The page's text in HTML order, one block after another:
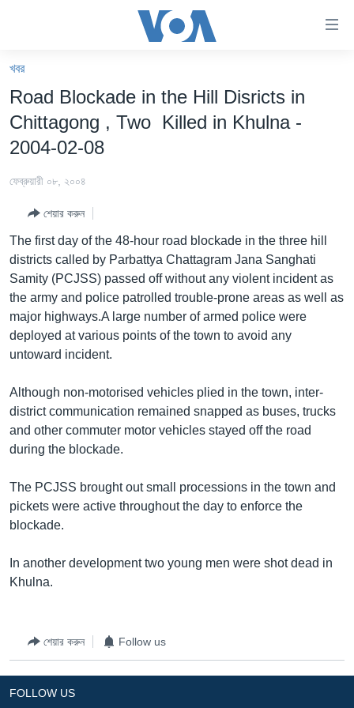
যান।
প্রধান
যান
অনুসন্ধানে
যুক্তরাষ্ট্র
দক্ষিণ-এশিয়া
সম্পাদকীয়
টেলিভিশন
ভিডিও
FOLLOW US
অন্য ভাষায় ওয়েব সাইট
খবর
Road Blockade in the Hill Disricts in
Chittagong , Two Killed in Khulna -
2004-02-08
ফেব্রুয়ারী ০৮, ২০০৪
শেয়ার করুন
The first day of the 48-hour road blockade in the three hill
districts called by Parbattya Chattagram Jana Sanghati
Samity (PCJSS) passed off without any violent incident as
the army and police patrolled trouble-prone areas as well as
major highways.A large number of armed police were
deployed at various points of the town to avoid any
untoward incident.
Although non-motorised vehicles plied in the town, inter-
district communication remained snapped as buses, trucks
and other commuter motor vehicles stayed off the road
during the blockade.
The PCJSS brought out small processions in the town and
pickets were active throughout the day to enforce the
blockade.
In another development two young men were shot dead in
Khulna.
শেয়ার করুন Follow us
FOLLOW US